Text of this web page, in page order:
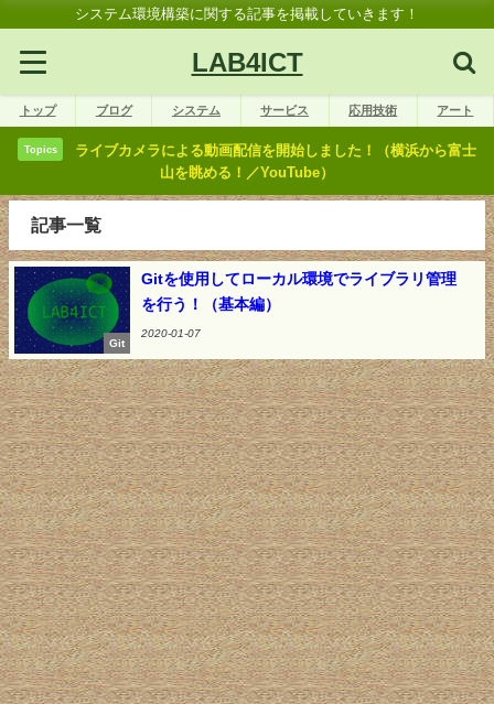
システム環境構築に関する記事を掲載していきます！
LAB4ICT
トップ ブログ システム サービス 応用技術 アート
Topics
ライブカメラによる動画配信を開始しました！（横浜から富士
山を眺める！／YouTube）
記事一覧
Git
Gitを使用してローカル環境でライブラリ管理
を行う！（基本編）
2020-01-07